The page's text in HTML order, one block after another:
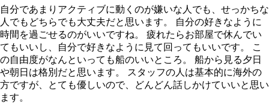
自分であまりアクティブに動くのが嫌いな人でも、せっかちな
人でもどちらでも大丈夫だと思います。 自分の好きなように
時間を過ごせるのがいいですね。 疲れたらお部屋で休んでい
てもいいし、自分で好きなように見て回ってもいいです。 こ
の自由度がなんといっても船のいいところ。 船から見る夕日
や朝日は格別だと思います。 スタッフの人は基本的に海外の
方ですが、とても優しいので、どんどん話しかけていいと思い
ます。